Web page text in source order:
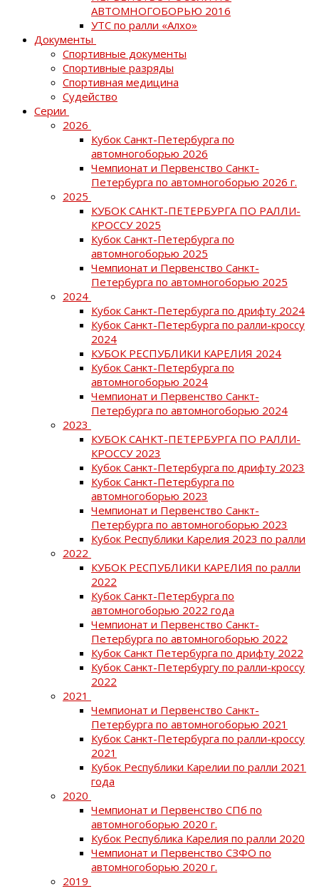
АВТОМНОГОБОРЬЮ 2016
УТС по ралли «Алхо»
Документы
Спортивные документы
Спортивные разряды
Спортивная медицина
Судейство
Серии
2026
Кубок Санкт-Петербурга по
автомногоборью 2026
Чемпионат и Первенство Санкт-
Петербурга по автомногоборью 2026 г.
2025
КУБОК САНКТ-ПЕТЕРБУРГА ПО РАЛЛИ-
КРОССУ 2025
Кубок Санкт-Петербурга по
автомногоборью 2025
Чемпионат и Первенство Санкт-
Петербурга по автомногоборью 2025
2024
Кубок Санкт-Петербурга по дрифту 2024
Кубок Санкт-Петербурга по ралли-кроссу
2024
КУБОК РЕСПУБЛИКИ КАРЕЛИЯ 2024
Кубок Санкт-Петербурга по
автомногоборью 2024
Чемпионат и Первенство Санкт-
Петербурга по автомногоборью 2024
2023
КУБОК САНКТ-ПЕТЕРБУРГА ПО РАЛЛИ-
КРОССУ 2023
Кубок Санкт-Петербурга по дрифту 2023
Кубок Санкт-Петербурга по
автомногоборью 2023
Чемпионат и Первенство Санкт-
Петербурга по автомногоборью 2023
Кубок Республики Карелия 2023 по ралли
2022
КУБОК РЕСПУБЛИКИ КАРЕЛИЯ по ралли
2022
Кубок Санкт-Петербурга по
автомногоборью 2022 года
Чемпионат и Первенство Санкт-
Петербурга по автомногоборью 2022
Кубок Санкт Петербурга по дрифту 2022
Кубок Санкт-Петербургу по ралли-кроссу
2022
2021
Чемпионат и Первенство Санкт-
Петербурга по автомногоборью 2021
Кубок Санкт-Петербурга по ралли-кроссу
2021
Кубок Республики Карелии по ралли 2021
года
2020
Чемпионат и Первенство СПб по
автомногоборью 2020 г.
Кубок Республика Карелия по ралли 2020
Чемпионат и Первенство СЗФО по
автомногоборью 2020 г.
2019